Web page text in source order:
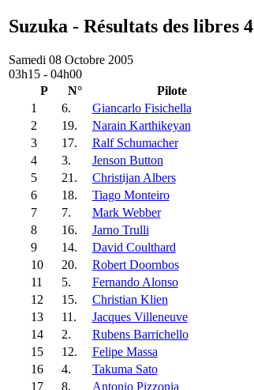
Suzuka - Résultats des libres 4
Samedi 08 Octobre 2005
03h15 - 04h00
P
N° Pilote
1
6. Giancarlo Fisichella
2
19. Narain Karthikeyan
3
17. Ralf Schumacher
4
3. Jenson Button
5
21. Christijan Albers
6
18. Tiago Monteiro
7
7. Mark Webber
8
16. Jarno Trulli
9
14. David Coulthard
10
20. Robert Doornbos
11
5. Fernando Alonso
12
15. Christian Klien
13
11. Jacques Villeneuve
14
2. Rubens Barrichello
15
12. Felipe Massa
16
4. Takuma Sato
17
8. Antonio Pizzonia